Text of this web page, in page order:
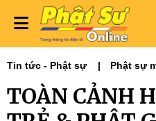
Tin tức - Phật sự
Phật sự
Tiêu điểm
13 Ban - Viện
Ban Hướng dẫn Phật tử
TOÀN CẢNH